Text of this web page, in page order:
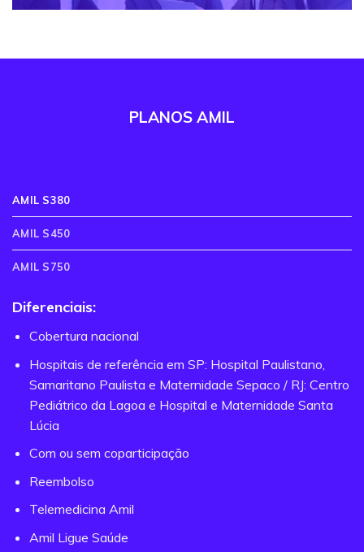
PLANOS AMIL
AMIL S380
AMIL S450
AMIL S750
Diferenciais:
Cobertura nacional
Hospitais de referência em SP: Hospital Paulistano,
Samaritano Paulista e Maternidade Sepaco / RJ: Centro
Pediátrico da Lagoa e Hospital e Maternidade Santa
Lúcia
Com ou sem coparticipação
Reembolso
Telemedicina Amil
Amil Ligue Saúde